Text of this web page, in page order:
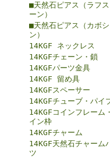
■天然石ピアス（ラフス
ーン）
■天然石ピアス（カボシ
ン）
14KGF ネックレス
14KGFチェーン・鎖
14KGFパーツ金具
14KGF 留め具
14KGFスペーサー
14KGFチューブ・パイ
14KGFコインフレーム
イン枠
14KGFチャーム
14KGF天然石チャーム
ツ